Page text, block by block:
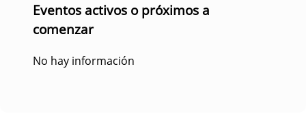
Eventos activos o próximos a
comenzar
No hay información